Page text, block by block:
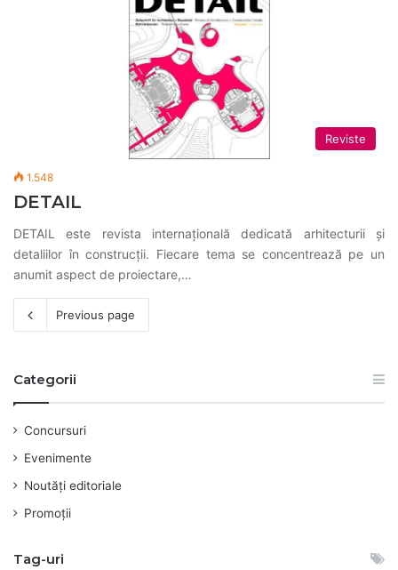
Reviste
1.548
DETAIL
DETAIL este revista internaţională dedicată arhitecturii și
detaliilor în construcții. Fiecare tema se concentrează pe un
anumit aspect de proiectare,…
Previous page
Categorii
Concursuri
Evenimente
Noutăți editoriale
Promoții
Tag-uri